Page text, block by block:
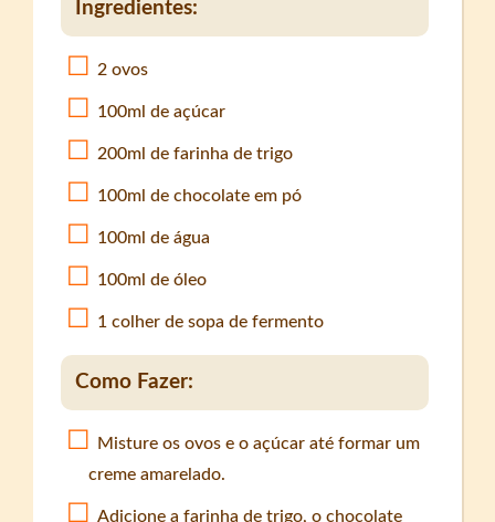
Ingredientes:
2 ovos
100ml de açúcar
200ml de farinha de trigo
100ml de chocolate em pó
100ml de água
100ml de óleo
1 colher de sopa de fermento
Como Fazer:
Misture os ovos e o açúcar até formar um
creme amarelado.
Adicione a farinha de trigo, o chocolate